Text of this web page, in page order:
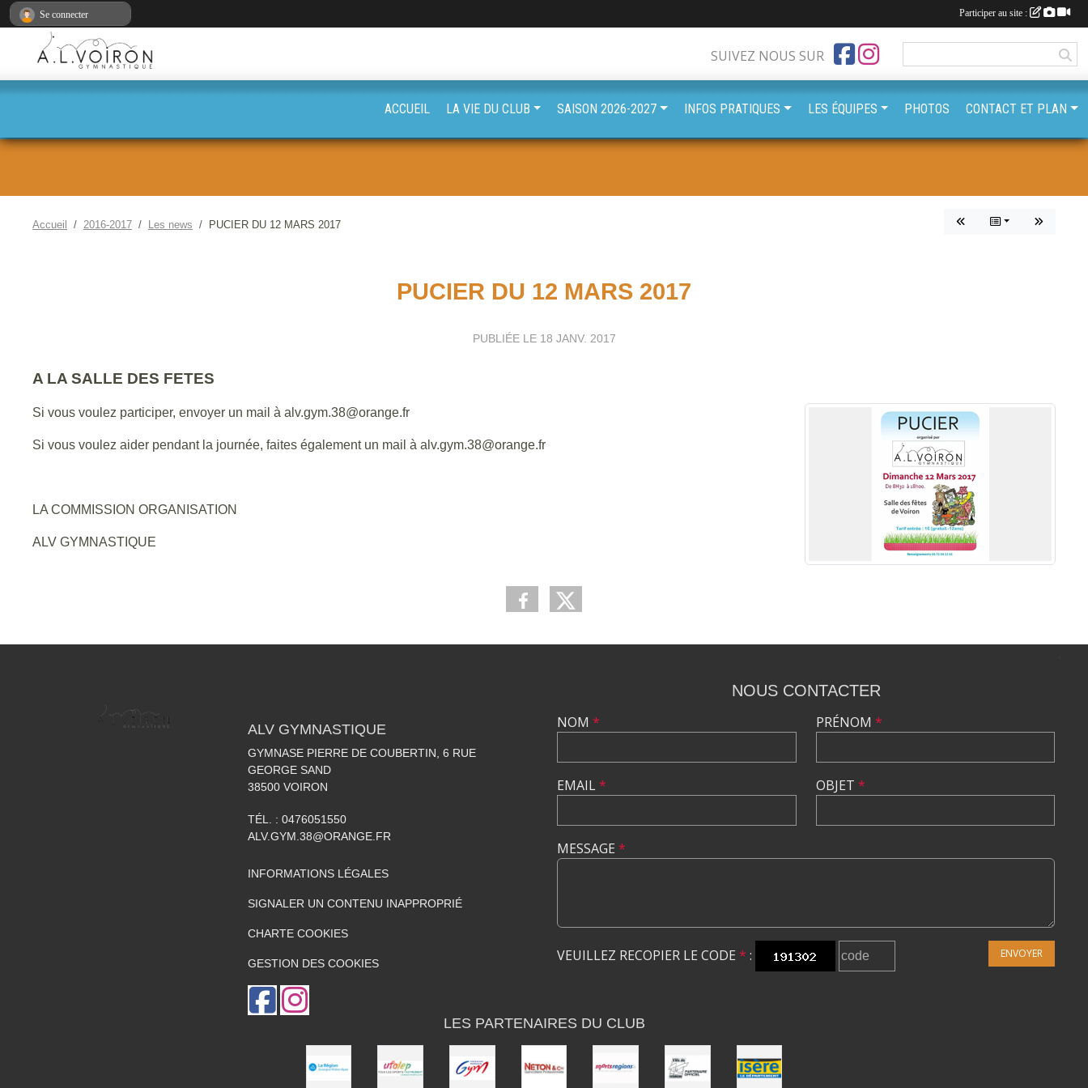
Accueil 2016-2017 Les news PUCIER DU 12 MARS 2017
PUCIER DU 12 MARS 2017
PUBLIÉE LE 18 JANV. 2017
A LA SALLE DES FETES
Si vous voulez participer, envoyer un mail à alv.gym.38@orange.fr
Si vous voulez aider pendant la journée, faites également un mail à alv.gym.38@orange.fr
LA COMMISSION ORGANISATION
ALV GYMNASTIQUE
SUIVEZ NOUS SUR
ACCUEIL LA VIE DU CLUB SAISON 2026-2027 INFOS PRATIQUES LES ÉQUIPES PHOTOS CONTACT ET PLAN
ALV GYMNASTIQUE
GYMNASE PIERRE DE COUBERTIN, 6 RUE
GEORGE SAND
38500 VOIRON
TÉL. :0476051550
ALV.GYM.38@ORANGE.FR
INFORMATIONS LÉGALES
SIGNALER UN CONTENU INAPPROPRIÉ
CHARTE COOKIES
GESTION DES COOKIES
NOUS CONTACTER
NOM *
EMAIL*
PRÉNOM *
OBJET *
MESSAGE *
VEUILLEZ RECOPIER LE CODE * : ENVOYER
LES PARTENAIRES DU CLUB
Se connecter Participer au site :
Panneau de gestion des cookies